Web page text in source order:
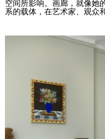
空间所影响。画廊，就像她
系的载体，在艺术家、观众